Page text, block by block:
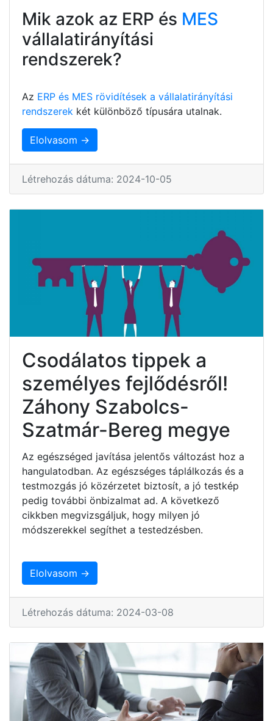
Mik azok az ERP és MES
vállalatirányítási
rendszerek?
Az ERP és MES rövidítések a vállalatirányítási
rendszerek két különböző típusára utalnak.
Elolvasom →
Létrehozás dátuma: 2024-10-05
Csodálatos tippek a
személyes fejlődésről!
Záhony Szabolcs-
Szatmár-Bereg megye
Az egészséged javítása jelentős változást hoz a
hangulatodban. Az egészséges táplálkozás és a
testmozgás jó közérzetet biztosít, a jó testkép
pedig további önbizalmat ad. A következő
cikkben megvizsgáljuk, hogy milyen jó
módszerekkel segíthet a testedzésben.
Elolvasom →
Létrehozás dátuma: 2024-03-08